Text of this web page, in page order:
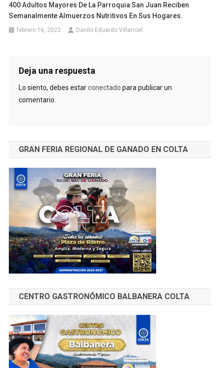
400 Adultos Mayores De La Parroquia San Juan Reciben
Semanalmente Almuerzos Nutritivos En Sus Hogares.
febrero 16, 2022 Danilo Eduardo Villarroel
Deja una respuesta
Lo siento, debes estarconectado para publicar un
comentario.
GRAN FERIA REGIONAL DE GANADO EN COLTA
CENTRO GASTRONÓMICO BALBANERA COLTA